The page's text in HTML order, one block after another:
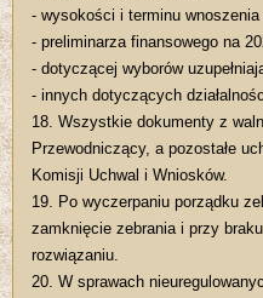
- wysokości i terminu wnoszenia
- preliminarza finansowego na
- dotyczącej wyborów
- innych dotyczących
18. Wszystkie dokumenty z
Przewodniczący, a pozostałe
Komisji Uchwal i Wniosków.
19. Po wyczerpaniu porządku
zamknięcie zebrania i przy
rozwiązaniu.
20. W sprawach